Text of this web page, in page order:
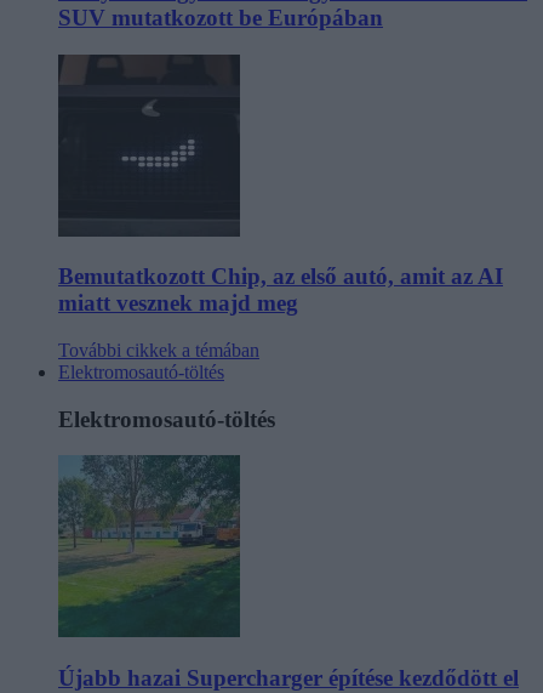
SUV mutatkozott be Európában
Bemutatkozott Chip, az első autó, amit az AI
miatt vesznek majd meg
További cikkek a témában
Elektromosautó-töltés
Elektromosautó-töltés
Újabb hazai Supercharger építése kezdődött el